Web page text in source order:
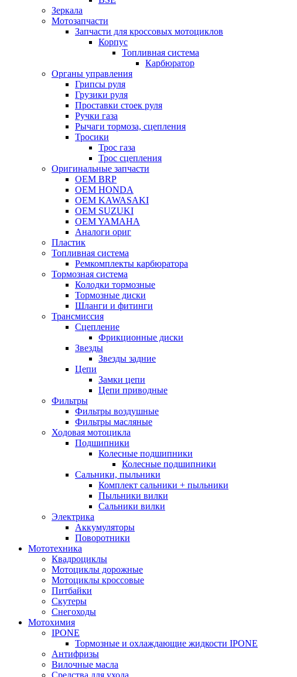
Зеркала
Мотозапчасти
Запчасти для кроссовых мотоциклов
Корпус
Топливная система
Карбюратор
Органы управления
Грипсы руля
Грузики руля
Проставки стоек руля
Ручки газа
Рычаги тормоза, сцепления
Тросики
Трос газа
Трос сцепления
Оригинальные запчасти
OEM BRP
OEM HONDA
OEM KAWASAKI
OEM SUZUKI
OEM YAMAHA
Аналоги ориг
Пластик
Топливная система
Ремкомплекты карбюратора
Тормозная система
Колодки тормозные
Тормозные диски
Шланги и фитинги
Трансмиссия
Cцепление
Фрикционные диски
Звезды
Звезды задние
Цепи
Замки цепи
Цепи приводные
Фильтры
Фильтры воздушные
Фильтры масляные
Ходовая мотоцикла
Подшипники
Колесные подшипники
Колесные подшипники
Сальники, пыльники
Комплект сальники + пыльники
Пыльники вилки
Сальники вилки
Электрика
Аккумуляторы
Поворотники
Мототехника
Квадроциклы
Мотоциклы дорожные
Мотоциклы кроссовые
Питбайки
Скутеры
Снегоходы
Мотохимия
IPONE
Тормозные и охлаждающие жидкости IPONE
Антифризы
Вилочные масла
Средства для ухода